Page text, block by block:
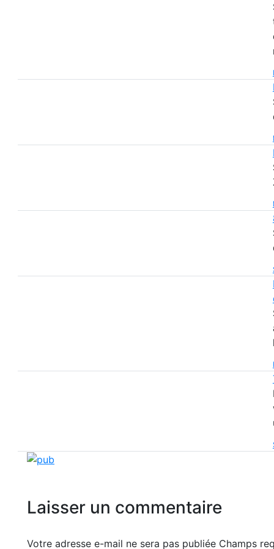
Laisser un commentaire
Votre adresse e-mail ne sera pas publiée Champs